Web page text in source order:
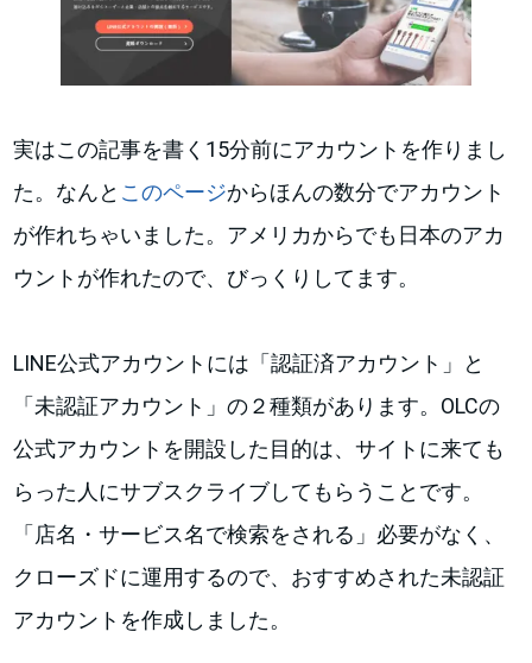
実はこの記事を書く15分前にアカウントを作りまし
た。なんと このページからほんの数分でアカウント
が作れちゃいました。アメリカからでも日本のアカ
ウントが作れたので、びっくりしてます。
LINE公式アカウントには「認証済アカウント」と
「未認証アカウント」の２種類があります。OLCの
公式アカウントを開設した目的は、サイトに来ても
らった人にサブスクライブしてもらうことです。
「店名・サービス名で検索をされる」必要がなく、
クローズドに運用するので、おすすめされた未認証
アカウントを作成しました。